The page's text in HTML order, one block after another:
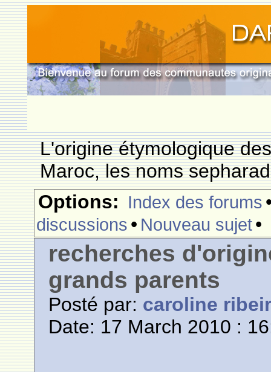
L'origine étymologique
Maroc, les noms
Options: Index des forums
discussions • Nouveau sujet•
recherches
grands parents
Posté par: caroline
Date: 17 March 2010 :